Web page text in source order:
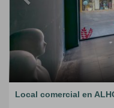
Local comercial en